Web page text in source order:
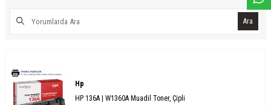
Ara
Hp
HP 136A | W1360A Muadil Toner, Çipli